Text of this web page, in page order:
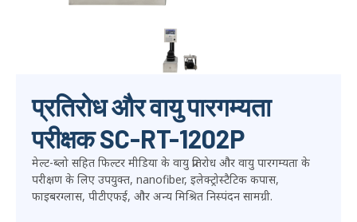
प्रतिरोध और वायु पारगम्यता
परीक्षक SC-RT-1202P
मेल्ट-ब्लो सहित फिल्टर मीडिया के वायु प्रतिरोध और वायु पारगम्यता के
परीक्षण के लिए उपयुक्त, nanofiber, इलेक्ट्रोस्टैटिक कपास,
फाइबरग्लास, पीटीएफई, और अन्य मिश्रित निस्पंदन सामग्री.